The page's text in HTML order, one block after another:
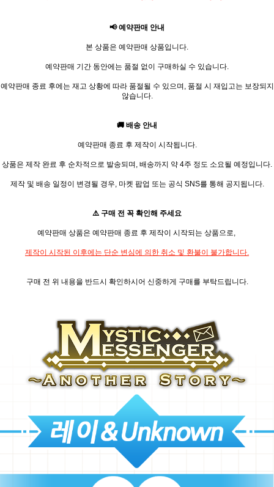
📢 예약판매 안내
본 상품은 예약판매 상품입니다.
예약판매 기간 동안에는 품절 없이 구매하실 수 있습니다.
예약판매 종료 후에는 재고 상황에 따라 품절될 수 있으며, 품절 시 재입고는 보장되지
않습니다.
🚚 배송 안내
예약판매 종료 후 제작이 시작됩니다.
상품은 제작 완료 후 순차적으로 발송되며, 배송까지 약 4주 정도 소요될 예정입니다.
제작 및 배송 일정이 변경될 경우, 마켓 팝업 또는 공식 SNS를 통해 공지됩니다.
⚠️ 구매 전 꼭 확인해 주세요
예약판매 상품은 예약판매 종료 후 제작이 시작되는 상품으로,
제작이 시작된 이후에는 단순 변심에 의한 취소 및 환불이 불가합니다.
구매 전 위 내용을 반드시 확인하시어 신중하게 구매를 부탁드립니다.